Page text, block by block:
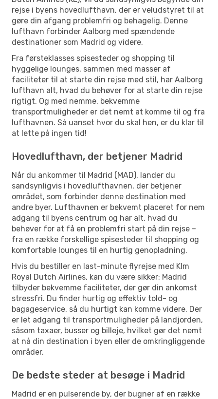
rejse i byens hovedlufthavn, der er veludstyret til at
gøre din afgang problemfri og behagelig. Denne
lufthavn forbinder Aalborg med spændende
destinationer som Madrid og videre.
Fra førsteklasses spisesteder og shopping til
hyggelige lounges, sammen med masser af
faciliteter til at starte din rejse med stil, har Aalborg
lufthavn alt, hvad du behøver for at starte din rejse
rigtigt. Og med nemme, bekvemme
transportmuligheder er det nemt at komme til og fra
lufthavnen. Så uanset hvor du skal hen, er du klar til
at lette på ingen tid!
Hovedlufthavn, der betjener Madrid
Når du ankommer til Madrid (MAD), lander du
sandsynligvis i hovedlufthavnen, der betjener
området, som forbinder denne destination med
andre byer. Lufthavnen er bekvemt placeret for nem
adgang til byens centrum og har alt, hvad du
behøver for at få en problemfri start på din rejse –
fra en række forskellige spisesteder til shopping og
komfortable lounges til en hurtig genopladning.
Hvis du bestiller en last-minute flyrejse med Klm
Royal Dutch Airlines, kan du være sikker: Madrid
tilbyder bekvemme faciliteter, der gør din ankomst
stressfri. Du finder hurtig og effektiv told- og
bagageservice, så du hurtigt kan komme videre. Der
er let adgang til transportmuligheder på landjorden,
såsom taxaer, busser og billeje, hvilket gør det nemt
at nå din destination i byen eller de omkringliggende
områder.
De bedste steder at besøge i Madrid
Madrid er en pulserende by, der bugner af en række